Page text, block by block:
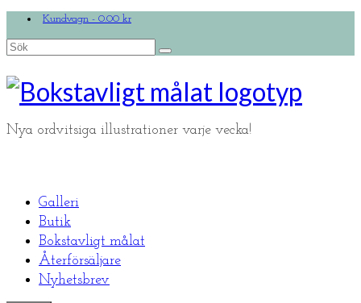
Kundvagn - 0.00 kr
Search
Nya ordvitsiga illustrationer varje vecka!
Galleri
Butik
Bokstavligt målat
Återförsäljare
Nyhetsbrev